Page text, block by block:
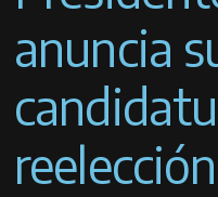
anuncia